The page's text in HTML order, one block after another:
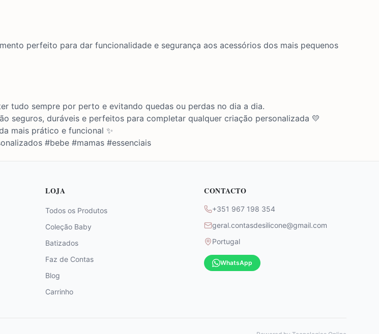
perfeito para dar funcionalidade e segurança aos acessórios dos mais pequenos
tudo sempre por perto e evitando quedas ou perdas no dia a dia.
seguros, duráveis e perfeitos para completar qualquer criação personalizada 💛
mais prático e funcional ✨
#bebe #mamas #essenciais
LOJA
Todos os Produtos
Coleção Baby
Batizados
Faz de Contas
Blog
Carrinho
CONTACTO
+351 967 198 354
geral.contasdesilicone@gmail.com
Portugal
WhatsApp